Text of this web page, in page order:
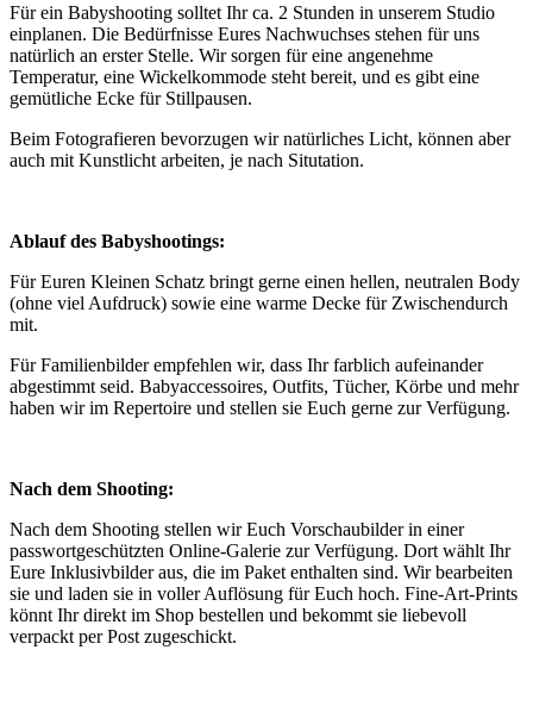
Für ein Babyshooting solltet Ihr ca. 2 Stunden in unserem Studio
einplanen. Die Bedürfnisse Eures Nachwuchses stehen für uns
natürlich an erster Stelle. Wir sorgen für eine angenehme
Temperatur, eine Wickelkommode steht bereit, und es gibt eine
gemütliche Ecke für Stillpausen.
Beim Fotografieren bevorzugen wir natürliches Licht, können aber
auch mit Kunstlicht arbeiten, je nach Situtation.
Ablauf des Babyshootings:
Für Euren Kleinen Schatz bringt gerne einen hellen, neutralen Body
(ohne viel Aufdruck) sowie eine warme Decke für Zwischendurch
mit.
Für Familienbilder empfehlen wir, dass Ihr farblich aufeinander
abgestimmt seid. Babyaccessoires, Outfits, Tücher, Körbe und mehr
haben wir im Repertoire und stellen sie Euch gerne zur Verfügung.
Nach dem Shooting:
Nach dem Shooting stellen wir Euch Vorschaubilder in einer
passwortgeschützten Online-Galerie zur Verfügung. Dort wählt Ihr
Eure Inklusivbilder aus, die im Paket enthalten sind. Wir bearbeiten
sie und laden sie in voller Auflösung für Euch hoch. Fine-Art-Prints
könnt Ihr direkt im Shop bestellen und bekommt sie liebevoll
verpackt per Post zugeschickt.